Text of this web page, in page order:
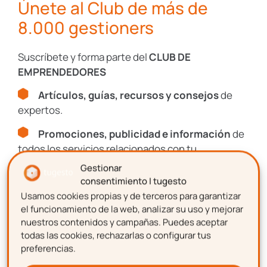
Gestionar
consentimiento | tugesto
Usamos cookies propias y de terceros para garantizar
el funcionamiento de la web, analizar su uso y mejorar
nuestros contenidos y campañas. Puedes aceptar
todas las cookies, rechazarlas o configurar tus
preferencias.
profesional de las personas. Sin embargo, este
tipo de situaciones se pueden llevar mejor
siguiendo las herramientas que hemos
descrito en este artículo.
Encuentra más posts sobre estas temáticas
Contabilidad-
Únete al Club de más de
8.000 gestioners
Suscríbete y forma parte delCLUB DE
EMPRENDEDORES
Artículos, guías, recursos y consejosde
expertos.
Promociones, publicidad e informaciónde
todos los servicios relacionados con tu
emprendimiento.
Nombre
Apellidos